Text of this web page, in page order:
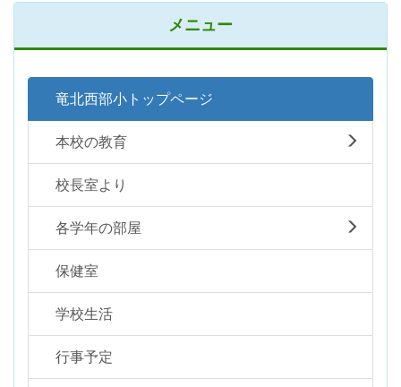
メニュー
竜北西部小トップページ
本校の教育
校長室より
各学年の部屋
保健室
学校生活
行事予定